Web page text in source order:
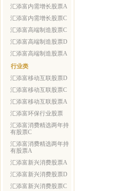
汇添富内需增长股票A
汇添富内需增长股票C
汇添富高端制造股票C
汇添富高端制造股票D
汇添富高端制造股票A
行业类
汇添富移动互联股票D
汇添富移动互联股票C
汇添富移动互联股票A
汇添富环保行业股票
汇添富消费精选两年持
有股票C
汇添富消费精选两年持
有股票A
汇添富新兴消费股票A
汇添富新兴消费股票D
汇添富新兴消费股票C